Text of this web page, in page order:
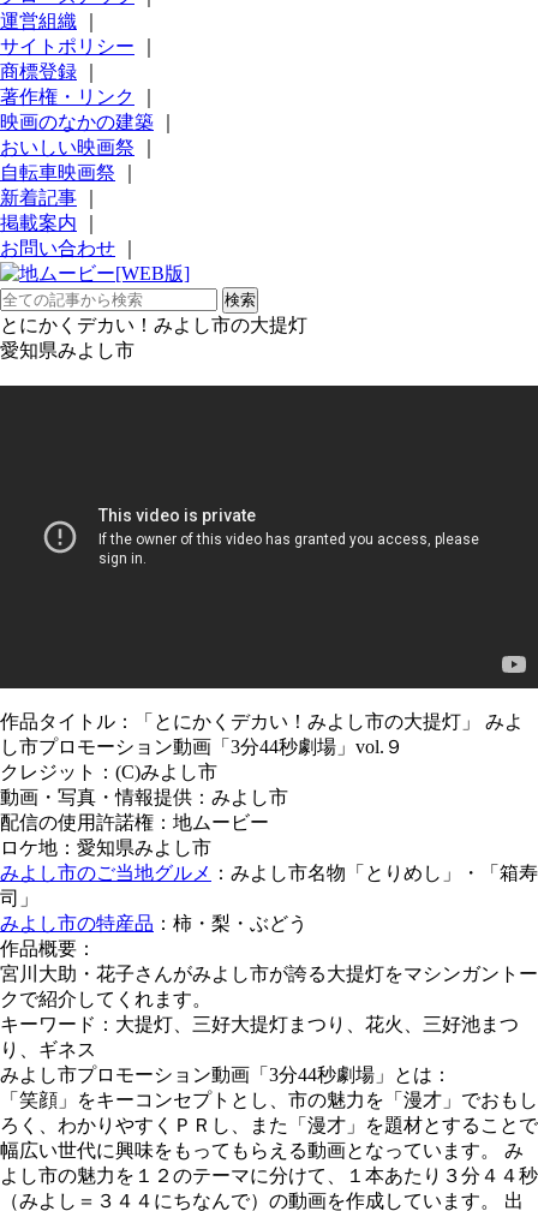
運営組織
サイトポリシー
商標登録
著作権・リンク
映画のなかの建築
おいしい映画祭
自転車映画祭
新着記事
掲載案内
お問い合わせ
とにかくデカい！みよし市の大提灯
愛知県みよし市
作品タイトル：「とにかくデカい！みよし市の大提灯」 みよ
し市プロモーション動画「3分44秒劇場」vol.９
クレジット：(C)みよし市
動画・写真・情報提供：みよし市
配信の使用許諾権：地ムービー
ロケ地：愛知県みよし市
みよし市のご当地グルメ ：みよし市名物「とりめし」・「箱寿
司」
みよし市の特産品 ：柿・梨・ぶどう
作品概要：
宮川大助・花子さんがみよし市が誇る大提灯をマシンガントー
クで紹介してくれます。
キーワード：大提灯、三好大提灯まつり、花火、三好池まつ
り、ギネス
みよし市プロモーション動画「3分44秒劇場」とは：
「笑顔」をキーコンセプトとし、市の魅力を「漫才」でおもし
ろく、わかりやすくＰＲし、また「漫才」を題材とすることで
幅広い世代に興味をもってもらえる動画となっています。 み
よし市の魅力を１２のテーマに分けて、１本あたり３分４４秒
（みよし＝３４４にちなんで）の動画を作成しています。 出